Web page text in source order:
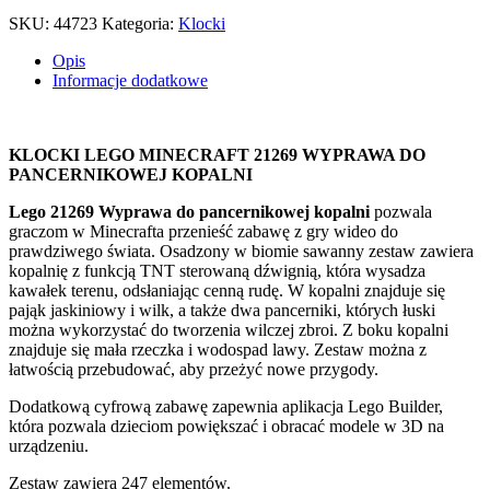
SKU: 44723 Kategoria: Klocki
Opis
Informacje dodatkowe
KLOCKI LEGO MINECRAFT 21269 WYPRAWA DO
PANCERNIKOWEJ KOPALNI
Lego 21269 Wyprawa do pancernikowej kopalni pozwala
graczom w Minecrafta przenieść zabawę z gry wideo do
prawdziwego świata. Osadzony w biomie sawanny zestaw zawiera
kopalnię z funkcją TNT sterowaną dźwignią, która wysadza
kawałek terenu, odsłaniając cenną rudę. W kopalni znajduje się
pająk jaskiniowy i wilk, a także dwa pancerniki, których łuski
można wykorzystać do tworzenia wilczej zbroi. Z boku kopalni
znajduje się mała rzeczka i wodospad lawy. Zestaw można z
łatwością przebudować, aby przeżyć nowe przygody.
Dodatkową cyfrową zabawę zapewnia aplikacja Lego Builder,
która pozwala dzieciom powiększać i obracać modele w 3D na
urządzeniu.
Zestaw zawiera 247 elementów.